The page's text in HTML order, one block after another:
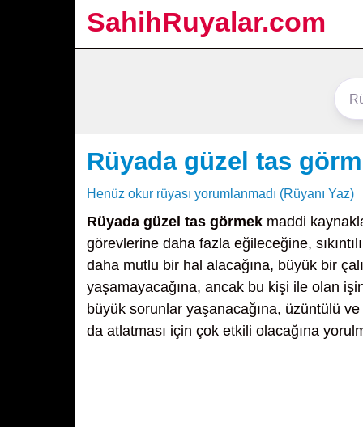
SahihRuyalar.com
Rüyada güzel tas
Henüz okur rüyası yorumlanmadı (Rüyanı Yaz)
Rüyada güzel tas görmek maddi
görevlerine daha fazla eğileceğine,
daha mutlu bir hal alacağına, büyük bir
yaşamayacağına, ancak bu kişi ile olan
büyük sorunlar yaşanacağına, üzüntülü ve
da atlatması için çok etkili olacağına